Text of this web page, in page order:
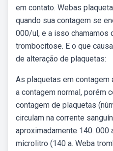
em contato. Webas
quando sua contagem se
000/ul, e a isso chamamos
trombocitose. E o que
de alteração de plaquetas:
As plaquetas em contagem
a contagem normal, porém
contagem de plaquetas
circulam na corrente
aproximadamente 140. 000
microlitro (140 a. Weba